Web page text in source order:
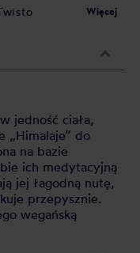
Więcej
jedność ciała,
„Himalaje” do
na bazie
ich medytacyjną
jej łagodną nutę,
przepysznie.
wegańską